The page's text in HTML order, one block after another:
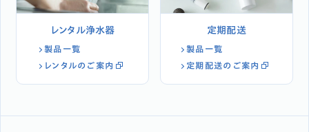
レンタル浄水器
製品一覧
レンタルのご案内
定期配送
製品一覧
定期配送のご案内